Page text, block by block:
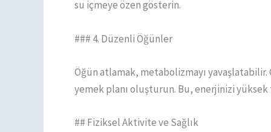
su içmeye özen gösterin.
### 4. Düzenli Öğünler
Öğün atlamak, metabolizmayı yavaşlatabilir.
yemek planı oluşturun. Bu, enerjinizi yüksek
## Fiziksel Aktivite ve Sağlık